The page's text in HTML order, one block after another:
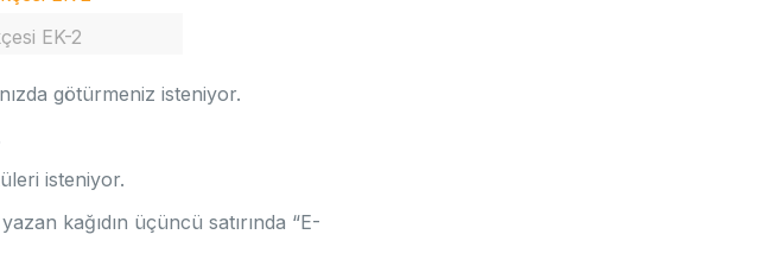
EK-2
götürmeniz isteniyor.
isteniyor.
kağıdın üçüncü satırında “E-